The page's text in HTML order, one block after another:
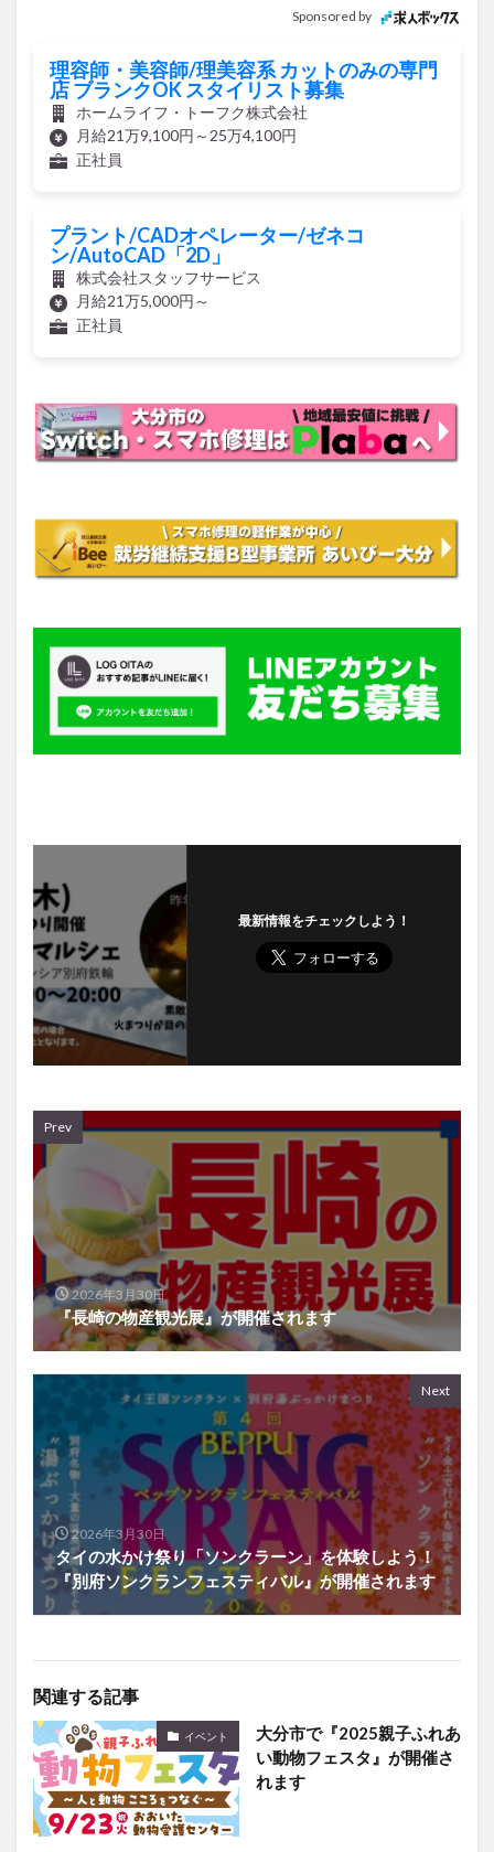
Sponsored by
理容師・美容師/理美容系 カットのみの専門
店 ブランクOK スタイリスト募集
ホームライフ・トーフク株式会社
月給21万9,100円～25万4,100円
正社員
プラント/CADオペレーター/ゼネコ
ン/AutoCAD「2D」
株式会社スタッフサービス
月給21万5,000円～
正社員
最新情報をチェックしよう！
Prev
2026年3月30日
『長崎の物産観光展』が開催されます
Next
2026年3月30日
タイの水かけ祭り「ソンクラーン」を体験しよう！
『別府ソンクランフェスティバル』が開催されます
関連する記事
イベント
大分市で『2025親子ふれあ
い動物フェスタ』が開催さ
れます